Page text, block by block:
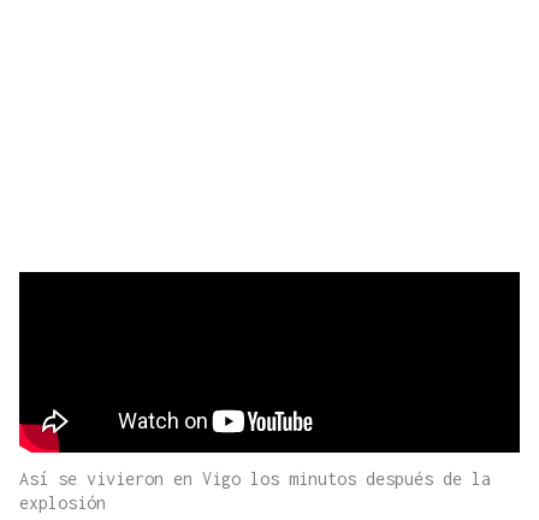
Así se vivieron en Vigo los minutos después de la
explosión